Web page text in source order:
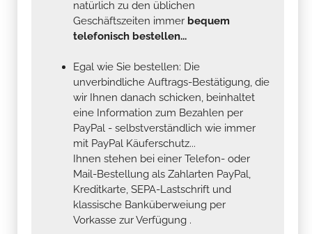
natürlich zu den üblichen
Geschäftszeiten immer bequem
telefonisch bestellen...
Egal wie Sie bestellen: Die
unverbindliche Auftrags-Bestätigung, die
wir Ihnen danach schicken, beinhaltet
eine Information zum Bezahlen per
PayPal - selbstverständlich wie immer
mit PayPal Käuferschutz...
Ihnen stehen bei einer Telefon- oder
Mail-Bestellung als Zahlarten PayPal,
Kreditkarte, SEPA-Lastschrift und
klassische Banküberweiung per
Vorkasse zur Verfügung .